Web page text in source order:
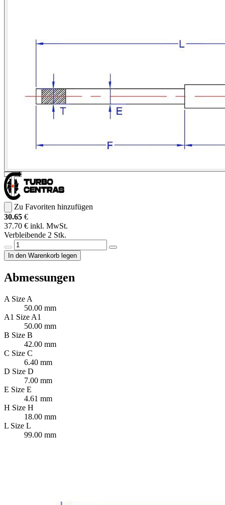
Zu Favoriten hinzufügen
30.65 €
37.70 € inkl. MwSt.
Verbleibende 2 Stk.
In den Warenkorb legen
Abmessungen
A Size A
50.00 mm
A1 Size A1
50.00 mm
B Size B
42.00 mm
C Size C
6.40 mm
D Size D
7.00 mm
E Size E
4.61 mm
H Size H
18.00 mm
L Size L
99.00 mm